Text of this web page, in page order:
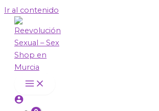
Ir al contenido